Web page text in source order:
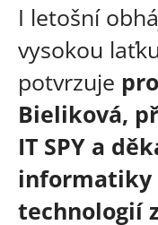
I letošní
vysokou
potvrzuje
Bieliková,
IT SPY a
informatiky
technologií